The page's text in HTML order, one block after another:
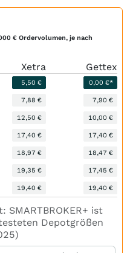
€ Ordervolumen, je nach
Xetra Gettex
5,50 € 0,00 €*
7,88 € 7,90 €
12,50 € 10,00 €
17,40 € 17,40 €
18,97 € 18,47 €
19,35 € 17,45 €
19,40 € 19,40 €
ist
Depotgrößen